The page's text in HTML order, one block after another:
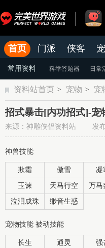
首页 门派 侠客
官网
论坛 老虎游戏
常用资料 科举答题器 日常
颜色蜕变 天命系统 染色系统
资料站首页 > 宠物 > 宠
招式暴击[内功招式]-宠
来源：神雕侠侣资料站 发布
神兽技能
欺霜 傲雪 凝
玉谏 天马行空 万马
泣泪成珠 缈音生惑
宠物技能 被动技能
长生 通灵 强